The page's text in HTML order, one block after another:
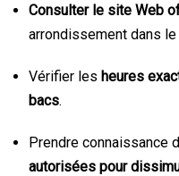
Consulter le site Web
arrondissement dans
Vérifier les heures
bacs.
Prendre connaissance
autorisées pour